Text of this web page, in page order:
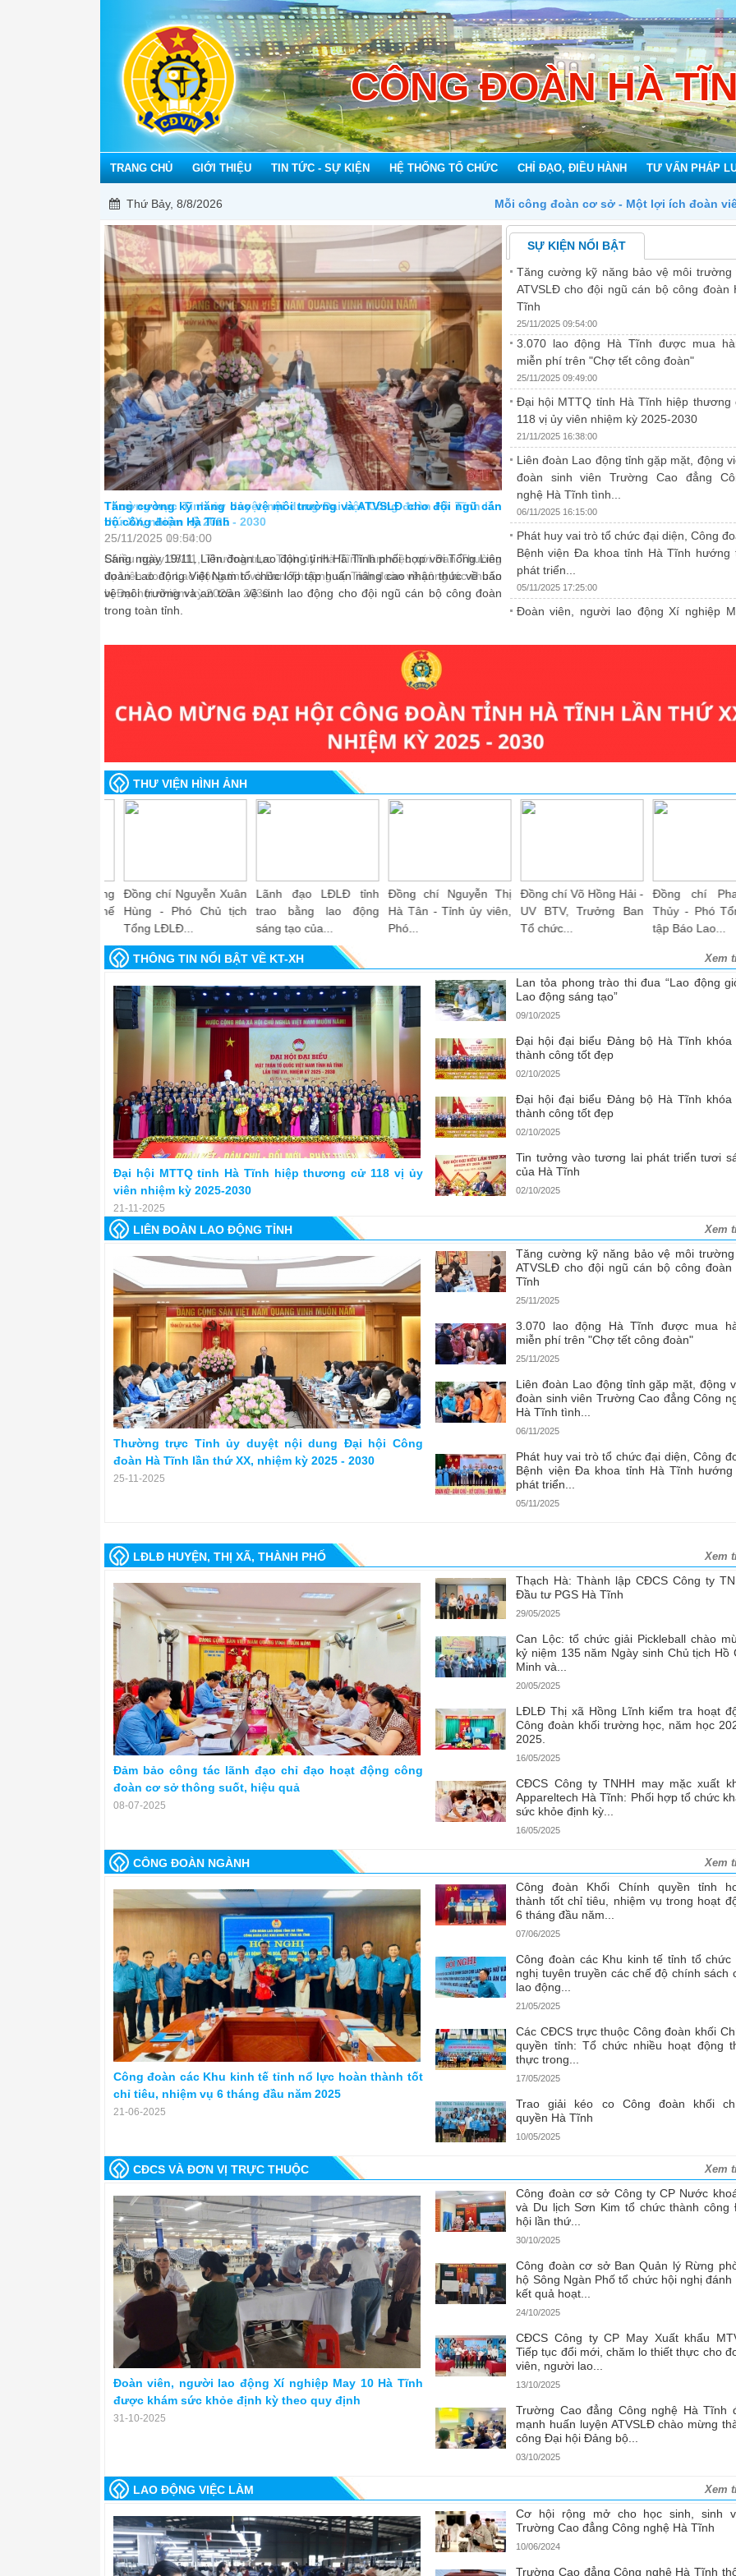
CÔNG ĐOÀN HÀ
TRANG CHỦ GIỚI THIỆU TIN TỨC - SỰ KIỆN HỆ THỐNG TỔ CHỨC CHỈ ĐẠO, ĐIỀU HÀNH TƯ VẤN PHÁP
Thứ Bảy, 8/8/2026 Mỗi công đoàn cơ sở - Một lợi ích đoàn viên
Tăng cường kỹ năng bảo vệ môi trường và ATVSLĐ cho đội ngũ cán
bộ công đoàn Hà Tĩnh
25/11/2025 09:54:00
Sáng ngày 19/11, Liên đoàn Lao động tỉnh Hà Tĩnh phối hợp với Tổng Liên
đoàn Lao động Việt Nam tổ chức lớp tập huấn nâng cao nhận thức về bảo
vệ môi trường và an toàn vệ sinh lao động cho đội ngũ cán bộ công đoàn
trong toàn tỉnh.
3.070 lao động Hà Tĩnh được mua
đoàn"
25/11/2025 09:49:00
Chương trình “Chợ tết công đoàn - Xuân
người lao động Hà Tĩnh mua sắm hàng
lượng, vận chuyển.
SỰ KIỆN NỔI BẬT
Tăng cường kỹ năng bảo vệ môi trường
ATVSLĐ cho đội ngũ cán bộ công đoàn
Tĩnh
25/11/2025 09:54:00
3.070 lao động Hà Tĩnh được mua
miễn phí trên "Chợ tết công đoàn"
25/11/2025 09:49:00
Đại hội MTTQ tỉnh Hà Tĩnh hiệp thương
118 vị ủy viên nhiệm kỳ 2025-2030
21/11/2025 16:38:00
Liên đoàn Lao động tỉnh gặp mặt, động
đoàn sinh viên Trường Cao đẳng
nghệ Hà Tĩnh tình...
06/11/2025 16:15:00
Phát huy vai trò tổ chức đại diện, Công
Bệnh viện Đa khoa tỉnh Hà Tĩnh hướng
phát triển...
05/11/2025 17:25:00
Đoàn viên, người lao động Xí nghiệp
theo quy định
THƯ VIỆN HÌNH ẢNH
Đồng chí Phan Thu
Thủy - Phó Tổng Biên
tập Báo Lao...
Đồng chí Vũ Thị Giáng
Hương - UV Đoàn
Chủ...
Đồng chí Võ Hồng Hải -
UV BTV, Trưởng Ban
Tổ chức...
Phó Bí thư Thường
trực Tỉnh ủy Trần Thế
Dũng và...
Đồng chí Nguyễn
Dũng, Chủ
UBKT Tổng LĐLĐ...
THÔNG TIN NỔI BẬT VỀ KT-XH Xem
Đại hội MTTQ tỉnh Hà Tĩnh hiệp thương cử 118 vị ủy
viên nhiệm kỳ 2025-2030
21-11-2025
Lan tỏa phong trào thi đua “Lao động
Lao động sáng tạo”
09/10/2025
Đại hội đại biểu Đảng bộ Hà Tĩnh khóa
thành công tốt đẹp
02/10/2025
Đại hội đại biểu Đảng bộ Hà Tĩnh khóa
thành công tốt đẹp
02/10/2025
Tin tưởng vào tương lai phát triển tươi
của Hà Tĩnh
02/10/2025
LIÊN ĐOÀN LAO ĐỘNG TỈNH Xem
Thường trực Tỉnh ủy duyệt nội dung Đại hội Công
đoàn Hà Tĩnh lần thứ XX, nhiệm kỳ 2025 - 2030
25-11-2025
Tăng cường kỹ năng bảo vệ môi
ATVSLĐ cho đội ngũ cán bộ công đoàn
Tĩnh
25/11/2025
3.070 lao động Hà Tĩnh được mua
miễn phí trên "Chợ tết công đoàn"
25/11/2025
Liên đoàn Lao động tỉnh gặp mặt, động
đoàn sinh viên Trường Cao đẳng Công
Hà Tĩnh tình...
06/11/2025
Phát huy vai trò tổ chức đại diện, Công
Bệnh viện Đa khoa tỉnh Hà Tĩnh
phát triển...
05/11/2025
LĐLĐ HUYỆN, THỊ XÃ, THÀNH PHỐ Xem
Đảm bảo công tác lãnh đạo chỉ đạo hoạt động công
đoàn cơ sở thông suốt, hiệu quả
08-07-2025
Thạch Hà: Thành lập CĐCS Công ty
Đầu tư PGS Hà Tĩnh
29/05/2025
Can Lộc: tổ chức giải Pickleball chào
kỷ niệm 135 năm Ngày sinh Chủ tịch Hồ
Minh và...
20/05/2025
LĐLĐ Thị xã Hồng Lĩnh kiểm tra hoạt
Công đoàn khối trường học, năm học
2025.
16/05/2025
CĐCS Công ty TNHH may mặc xuất
Appareltech Hà Tĩnh: Phối hợp tổ chức
sức khỏe định kỳ...
16/05/2025
CÔNG ĐOÀN NGÀNH Xem
Công đoàn các Khu kinh tế tỉnh nổ lực hoàn thành tốt
chỉ tiêu, nhiệm vụ 6 tháng đầu năm 2025
21-06-2025
Công đoàn Khối Chính quyền tỉnh
thành tốt chỉ tiêu, nhiệm vụ trong hoạt
6 tháng đầu năm...
07/06/2025
Công đoàn các Khu kinh tế tỉnh tổ chức
nghị tuyên truyền các chế độ chính sách
lao động...
21/05/2025
Các CĐCS trực thuộc Công đoàn khối
quyền tỉnh: Tổ chức nhiều hoạt động
thực trong...
17/05/2025
Trao giải kéo co Công đoàn khối
quyền Hà Tĩnh
10/05/2025
CĐCS VÀ ĐƠN VỊ TRỰC THUỘC Xem
Đoàn viên, người lao động Xí nghiệp May 10 Hà Tĩnh
được khám sức khỏe định kỳ theo quy định
31-10-2025
Công đoàn cơ sở Công ty CP Nước
và Du lịch Sơn Kim tổ chức thành công
hội lần thứ...
30/10/2025
Công đoàn cơ sở Ban Quản lý Rừng
hộ Sông Ngàn Phố tổ chức hội nghị đánh
kết quả hoạt...
24/10/2025
CĐCS Công ty CP May Xuất khẩu
Tiếp tục đổi mới, chăm lo thiết thực cho
viên, người lao...
13/10/2025
Trường Cao đẳng Công nghệ Hà Tĩnh
mạnh huấn luyện ATVSLĐ chào mừng
công Đại hội Đảng bộ...
03/10/2025
LAO ĐỘNG VIỆC LÀM Xem
Cơ hội rộng mở cho học sinh, sinh
Trường Cao đẳng Công nghệ Hà Tĩnh
10/06/2024
Trường Cao đẳng Công nghệ Hà Tĩnh